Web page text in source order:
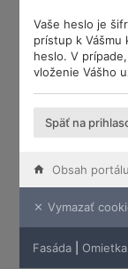
Vaše heslo je
prístup k Vášmu
heslo. V
vloženie Vášho
Späť na
Obsah portálu
Vymazať
Fasáda Omietka